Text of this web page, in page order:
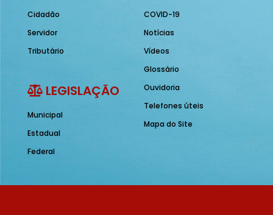
Cidadão
Servidor
Tributário
LEGISLAÇÃO
Municipal
Estadual
Federal
COVID-19
Notícias
Vídeos
Glossário
Ouvidoria
Telefones úteis
Mapa do Site